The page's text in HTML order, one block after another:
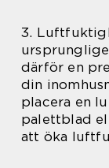
3.
därför en
din
placera en
palettblad
att öka